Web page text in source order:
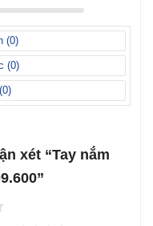
(0)
(0)
0)
xét “Tay nắm